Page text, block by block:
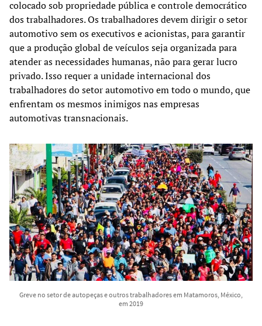
colocado sob propriedade pública e controle democrático
dos trabalhadores. Os trabalhadores devem dirigir o setor
automotivo sem os executivos e acionistas, para garantir
que a produção global de veículos seja organizada para
atender as necessidades humanas, não para gerar lucro
privado. Isso requer a unidade internacional dos
trabalhadores do setor automotivo em todo o mundo, que
enfrentam os mesmos inimigos nas empresas
automotivas transnacionais.
Greve no setor de autopeças e outros trabalhadores em Matamoros, México,
em 2019